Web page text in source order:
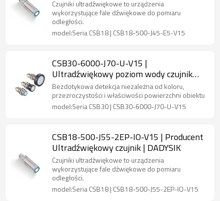
Czujniki ultradźwiękowe to urządzenia
wykorzystujące fale dźwiękowe do pomiaru
odległości.
model:Seria CSB18 | CSB18-500-J45-E5-V15
CSB30-6000-J70-U-V15 |
Ultradźwiękowy poziom wody czujnik
ultradźwiękowy | DADYSIK
Bezdotykowa detekcja niezależna od koloru,
przezroczystości i właściwości powierzchni obiektu
model:Seria CSB30 | CSB30-6000-J70-U-V15
CSB18-500-J55-2EP-IO-V15 | Producent
Ultradźwiękowy czujnik | DADYSIK
Czujniki ultradźwiękowe to urządzenia
wykorzystujące fale dźwiękowe do pomiaru
odległości.
model:Seria CSB18 | CSB18-500-J55-2EP-IO-V15